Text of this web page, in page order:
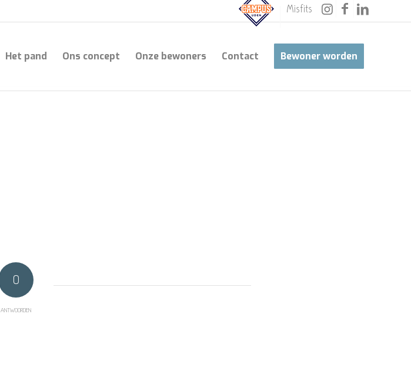
Misfits
Het pand Ons concept Onze bewoners Contact Bewoner worden
0
ANTWOORDEN